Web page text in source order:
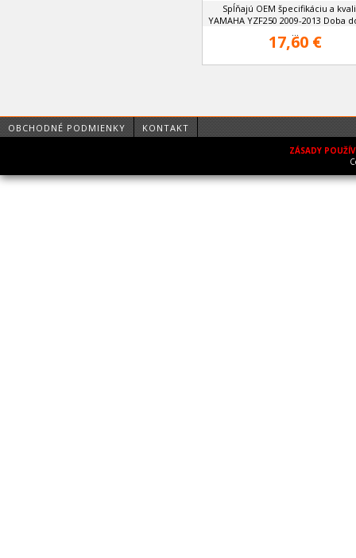
Spĺňajú OEM špecifikáciu a
YAMAHA YZF250 2009-2013 Doba
...
17,60 €
OBCHODNÉ PODMIENKY KONTAKT
ZÁSADY